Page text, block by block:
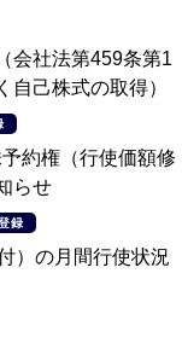
会社法第459条第1
己株式の取得）
約権（行使価額修
らせ
録
）の月間行使状況